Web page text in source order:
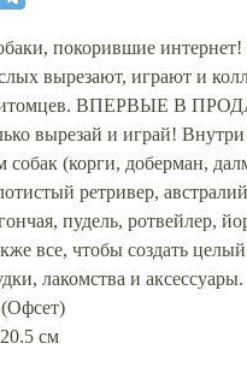
покорившие
вырезают, играют и
ВПЕРВЫЕ В
вырезай и играй! Внутри
собак (корги, доберман,
ретривер,
пудель, ротвейлер,
все, чтобы создать
лакомства и аксессуары.
см